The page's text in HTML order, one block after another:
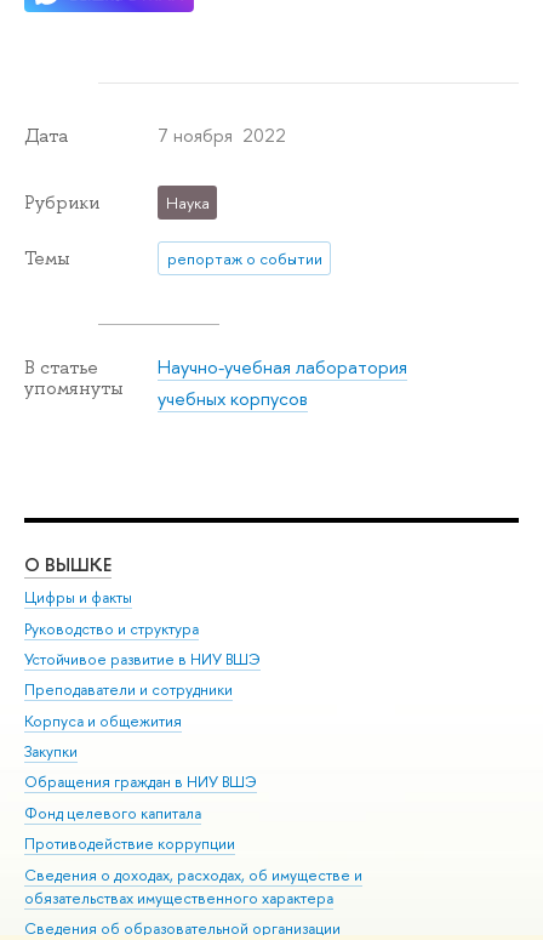
Дата 7 ноября 2022
Рубрики Наука
Темы репортаж о событии
В статье
упомянуты
Научно-учебная лаборатория
учебных корпусов
О ВЫШКЕ
Цифры и факты
Руководство и структура
Устойчивое развитие в НИУ ВШЭ
Преподаватели и сотрудники
Корпуса и общежития
Закупки
Обращения граждан в НИУ ВШЭ
Фонд целевого капитала
Противодействие коррупции
Сведения о доходах, расходах, об имуществе и
обязательствах имущественного характера
Сведения об образовательной организации